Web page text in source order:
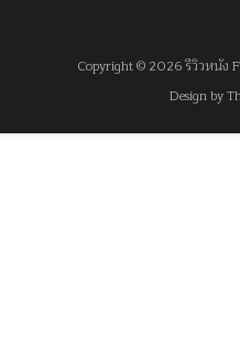
Copyright © 2026 รีวิวหนัง
Design by